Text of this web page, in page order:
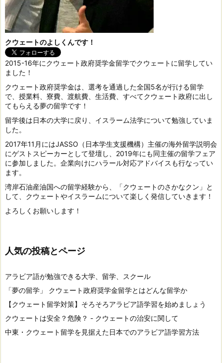
クウェートのよしくんです！
2015-16年にクウェート政府奨学金留学でクウェートに留学してい
ました！
クウェート政府奨学金は、選考を通過した全国5名が行ける留学
で、授業料、寮費、渡航費、生活費、すべてクウェート政府に出し
てもらえる夢の留学です！
留学後は日本の大学に戻り、イスラーム法学について勉強していま
した。
2017年11月にはJASSO（日本学生支援機構）主催の海外留学説明会
にゲストスピーカーとして登壇し、2019年にも同主催の留学フェア
に参加しました。企業向けにハラール対応アドバイスも行なってい
ます。
湾岸石油産油国への留学経験から、「クウェートのさかなクン」と
して、クウェートやイスラームについて楽しく発信していきます！
よろしくお願いします！
人気の投稿とページ
アラビア語が勉強できる大学、留学、スクール
「夢の留学」 クウェート政府奨学金留学とはどんな留学か
【クウェート留学対策】そろそろアラビア語学習を始めましょう
クウェートは安全？危険？ - クウェートの治安に関して
中東・クウェート留学を見据えた日本でのアラビア語学習方法